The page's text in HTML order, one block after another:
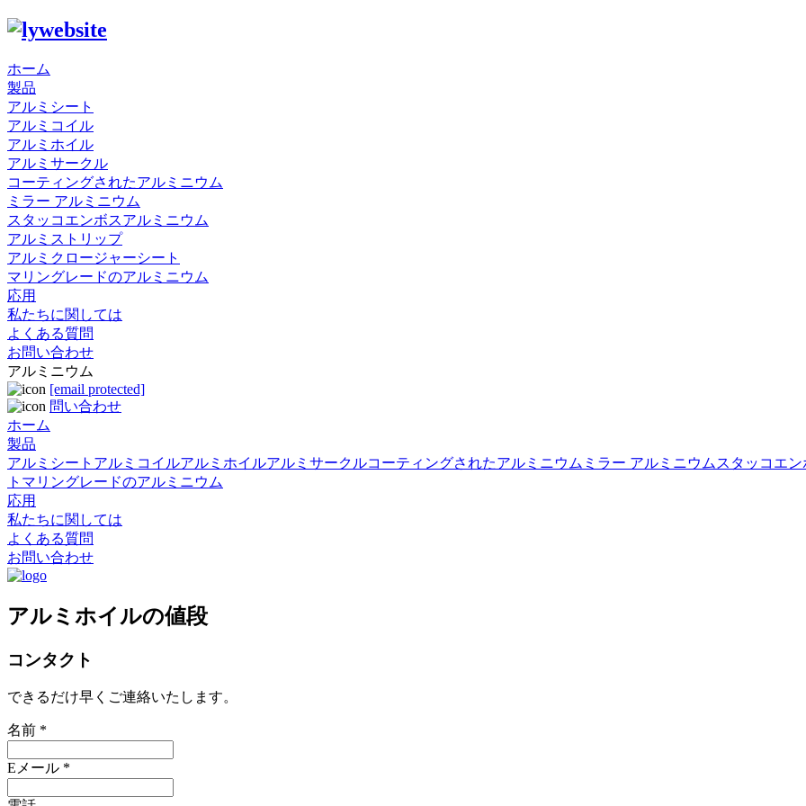
ホーム
製品
アルミシート
アルミコイル
アルミホイル
アルミサークル
コーティングされたアルミニウム
ミラー アルミニウム
スタッコエンボスアルミニウム
アルミストリップ
アルミクロージャーシート
マリングレードのアルミニウム
応用
私たちに関しては
よくある質問
お問い合わせ
アルミニウム
[email protected]
問い合わせ
ホーム
製品
アルミシート アルミコイルアルミホイルアルミサークルコーティングされたアルミニウム ミラー アルミニウム スタッコエ
ト マリングレードのアルミニウム
応用
私たちに関しては
よくある質問
お問い合わせ
アルミホイルの値段
コンタクト
できるだけ早くご連絡いたします。
名前 *
Eメール *